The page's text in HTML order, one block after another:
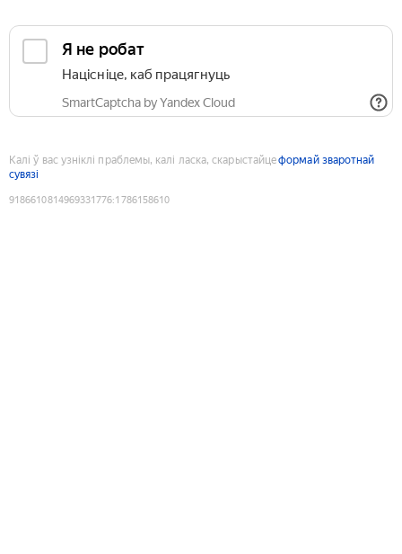
Я не робат
Націсніце, каб працягнуць
SmartCaptcha by Yandex Cloud
Калі ў вас узніклі праблемы, калі ласка, скарыстайцеформай зваротнай
сувязі
9186610814969331776:1786158610